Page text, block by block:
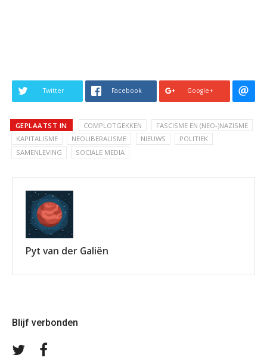
Twitter Facebook Google+
GEPLAATST IN COMPLOTGEKKEN
FASCISME EN (NEO-)NAZISME
KAPITALISME
NEOLIBERALISME NIEUWS
POLITIEK
SAMENLEVING
SOCIALE MEDIA
Pyt van der Galiën
Blijf verbonden
Volg